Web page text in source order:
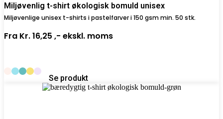
Miljøvenlig t-shirt økologisk bomuld unisex
Miljøvenlige unisex t-shirts i pastelfarver i 150 gsm min. 50 stk.
Fra Kr. 16,25 ,- ekskl. moms
Se produkt